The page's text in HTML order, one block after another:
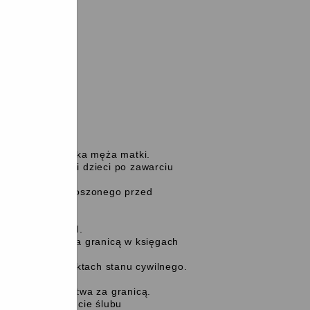
nazwiska męża matki.
męża, żonę i dzieci po zawarciu
do nazwiska noszonego przed
przez sąd.
za granicą w księgach
pisarskich w aktach stanu cywilnego.
małżeństwa za granicą.
zawarcie ślubu